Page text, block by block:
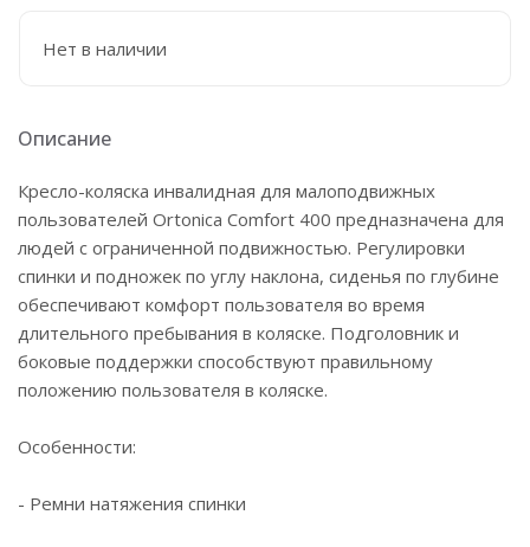
Нет в наличии
Описание
Кресло-коляска инвалидная для малоподвижных
пользователей Ortonica Comfort 400 предназначена для
людей с ограниченной подвижностью. Регулировки
спинки и подножек по углу наклона, сиденья по глубине
обеспечивают комфорт пользователя во время
длительного пребывания в коляске. Подголовник и
боковые поддержки способствуют правильному
положению пользователя в коляске.
Особенности:
- Ремни натяжения спинки